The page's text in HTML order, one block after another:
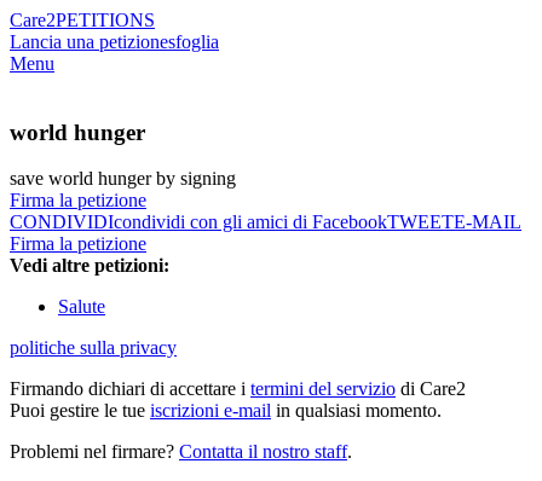
Care2PETITIONS
Lancia una petizionesfoglia
Menu
world hunger
save world hunger by signing
Firma la petizione
CONDIVIDIcondividi con gli amici di FacebookTWEETE-MAIL
Firma la petizione
Vedi altre petizioni:
Salute
politiche sulla privacy
Firmando dichiari di accettare i termini del servizio di Care2
Puoi gestire le tue iscrizioni e-mail in qualsiasi momento.
Problemi nel firmare? Contatta il nostro staff.